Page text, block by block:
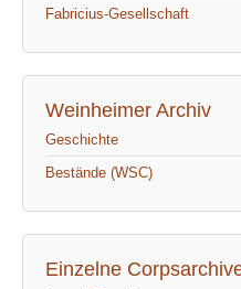
Fabricius-Gesellschaft
Weinheimer Archiv
Geschichte
Bestände (WSC)
Einzelne